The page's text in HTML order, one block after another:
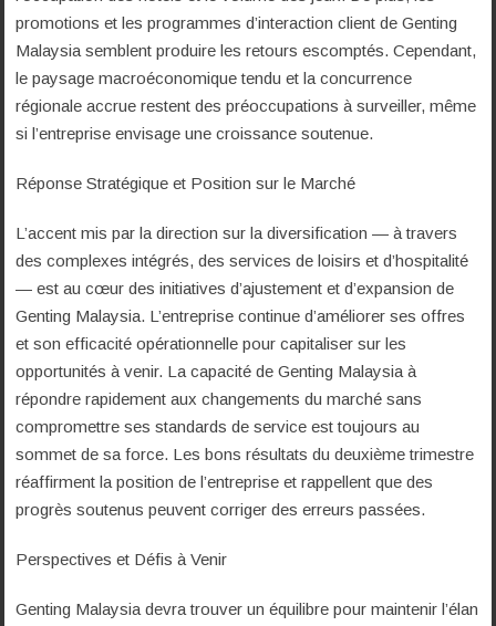
promotions et les programmes d’interaction client de Genting
Malaysia semblent produire les retours escomptés. Cependant,
le paysage macroéconomique tendu et la concurrence
régionale accrue restent des préoccupations à surveiller, même
si l’entreprise envisage une croissance soutenue.
Réponse Stratégique et Position sur le Marché
L’accent mis par la direction sur la diversification — à travers
des complexes intégrés, des services de loisirs et d’hospitalité
— est au cœur des initiatives d’ajustement et d’expansion de
Genting Malaysia. L’entreprise continue d’améliorer ses offres
et son efficacité opérationnelle pour capitaliser sur les
opportunités à venir. La capacité de Genting Malaysia à
répondre rapidement aux changements du marché sans
compromettre ses standards de service est toujours au
sommet de sa force. Les bons résultats du deuxième trimestre
réaffirment la position de l’entreprise et rappellent que des
progrès soutenus peuvent corriger des erreurs passées.
Perspectives et Défis à Venir
Genting Malaysia devra trouver un équilibre pour maintenir l’élan